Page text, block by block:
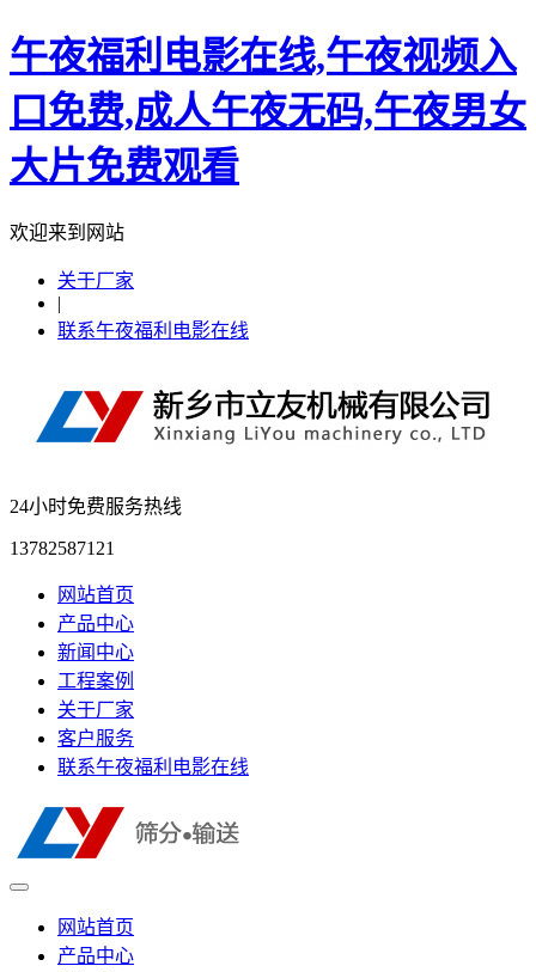
午夜福利电影在线,午夜视频入
口免费,成人午夜无码,午夜男女
大片免费观看
欢迎来到网站
关于厂家
|
联系午夜福利电影在线
24小时免费服务热线
13782587121
网站首页
产品中心
新闻中心
工程案例
关于厂家
客户服务
联系午夜福利电影在线
网站首页
产品中心